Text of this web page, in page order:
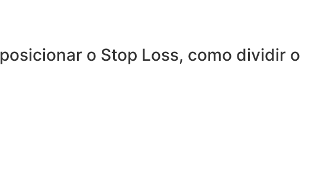
o Stop Loss, como dividir o